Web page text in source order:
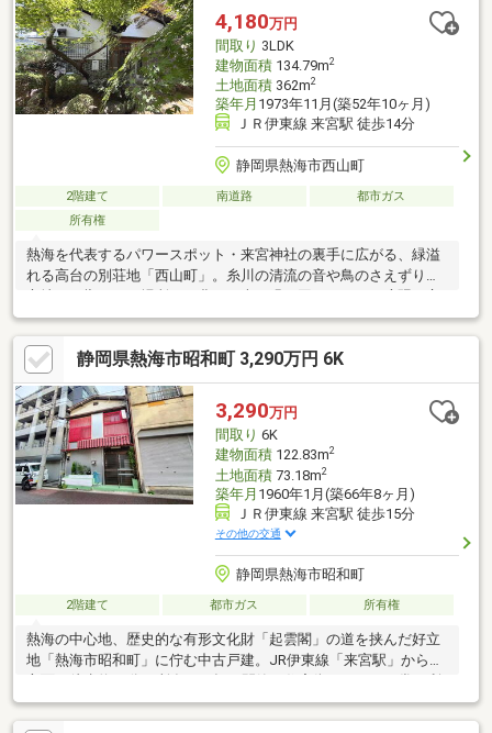
4,180万円
間取り 3LDK
建物面積134.79m2
土地面積362m2
築年月 1973年11月(築52年10ヶ月)
ＪＲ伊東線 来宮駅 徒歩14分
静岡県熱海市西山町
2階建て 南道路
都市ガス
所有権
熱海を代表するパワースポット・来宮神社の裏手に広がる、緑溢
れる高台の別荘地「西山町」。糸川の清流の音や鳥のさえずりが
れさせてくれる圧倒的な静けさが広がっています。観光地特有の
騒がしさから一線を画したこのエリアは、団地や住宅が立ち並ぶ
熱海のベッドタウンとして、多くのファミリー層が穏やかに暮ら
す安心の街並み。最寄りのJR伊東線「来宮」駅からは車で約5
分、徒歩でもアクセス圏内という市街地へも出やすく利便性も兼
備しています。
静岡県熱海市昭和町 3,290万円 6K
3,290万円
間取り 6K
建物面積122.83m2
土地面積73.18m2
築年月 1960年1月(築66年8ヶ月)
ＪＲ伊東線 来宮駅 徒歩15分
その他の交通
静岡県熱海市昭和町
2階建て 都市ガス 所有権
熱海の中心地、歴史的な有形文化財「起雲閣」の道を挟んだ好立
地「熱海市昭和町」に佇む中古戸建。JR伊東線「来宮駅」から海
便性も良好。徒歩圏内には郵便局、スーパー、市役所が揃い、生
活に必要な施設がすべて身近に揃っています。また、海や一年中